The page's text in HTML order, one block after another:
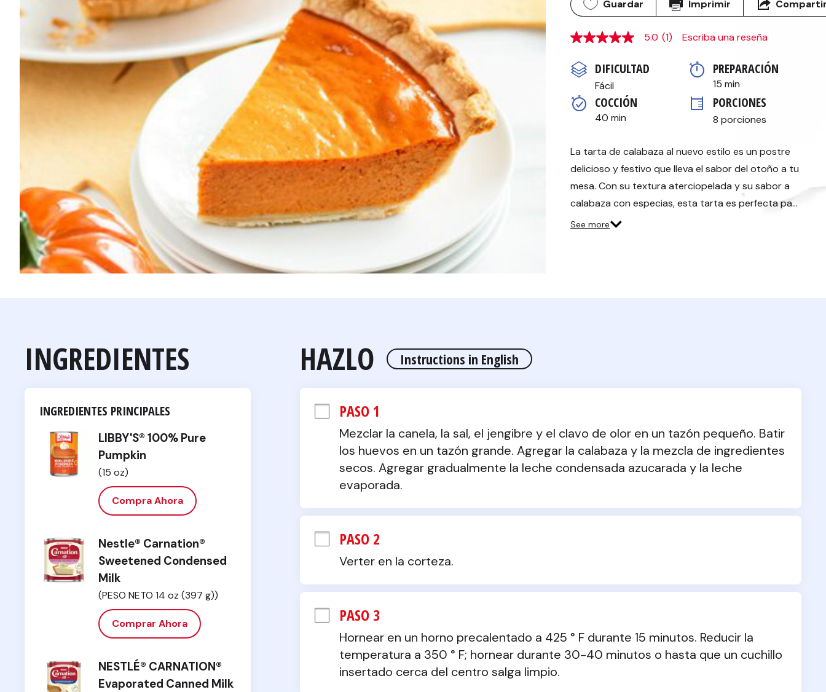
Guardar Imprimir
5.0
5
estrellas,
valor
medio
de
valoración.
Enlace
la
página.
5.0 (1) Escriba una reseña
DIFICULTAD
Fácil
PREPARACIÓN
15 min
COCCIÓN
40 min
PORCIONES
8 porciones
La tarta de calabaza al nuevo estilo es un postre
delicioso y festivo que lleva el sabor del otoño a tu
mesa. Con su textura aterciopelada y su sabor a
calabaza con especias, esta tarta es perfecta pa…
See more
INGREDIENTES
INGREDIENTES PRINCIPALES
LIBBY'S® 100% Pure
Pumpkin
(15 oz)
Compra Ahora
Nestle® Carnation®
Sweetened Condensed
Milk
(PESO NETO 14 oz (397 g))
Comprar Ahora
NESTLÉ® CARNATION®
Evaporated Canned Milk
HAZLO Instructions in English
PASO 1
Mezclar la canela, la sal, el jengibre y el clavo de olor en un tazón pequeño. Batir
los huevos en un tazón grande. Agregar la calabaza y la mezcla de ingredientes
secos. Agregar gradualmente la leche condensada azucarada y la leche
evaporada.
PASO 2
Verter en la corteza.
PASO 3
Hornear en un horno precalentado a 425 ° F durante 15 minutos. Reducir la
temperatura a 350 ° F; hornear durante 30-40 minutos o hasta que un cuchillo
insertado cerca del centro salga limpio.